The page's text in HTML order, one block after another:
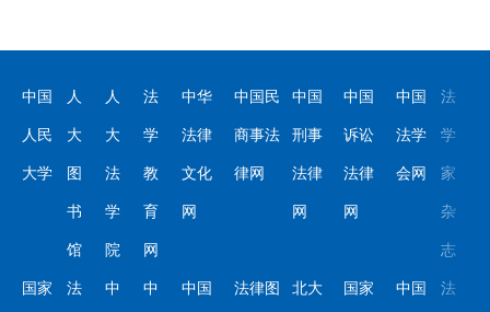
中国
人民
大学
人
大
图
书
馆
人
大
法
学
院
法
学
教
育
网
中华
法律
文化
网
中国民
商事法
律网
中国
刑事
法律
网
中国
诉讼
法律
网
中国
法学
会网
法
学
家
杂
志
国家 法 中 中 中国 法律图 北大 国家 中国 法